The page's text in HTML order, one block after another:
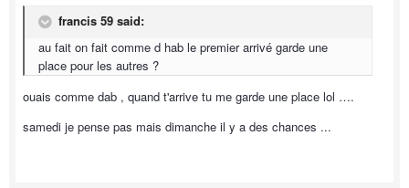
francis 59 said:
au fait on fait comme d hab le premier arrivé garde une
place pour les autres ?
ouais comme dab , quand t'arrive tu me garde une place lol ….
samedi je pense pas mais dimanche il y a des chances ...